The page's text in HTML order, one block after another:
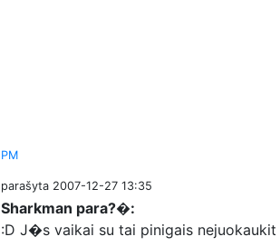
PM
parašyta 2007-12-27 13:35
Sharkman para?�:
:D J�s vaikai su tai pinigais